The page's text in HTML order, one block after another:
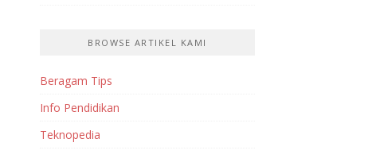
BROWSE ARTIKEL KAMI
Beragam Tips
Info Pendidikan
Teknopedia